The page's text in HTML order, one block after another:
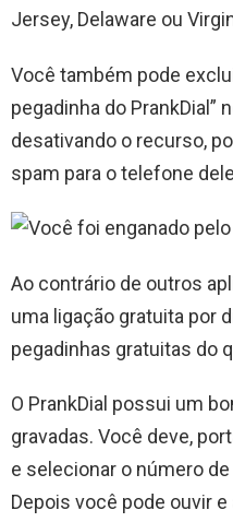
Jersey, Delaware ou
Você também pode
pegadinha do PrankDial”
desativando o recurso,
spam para o telefone
Ao contrário de outros
uma ligação gratuita por
pegadinhas gratuitas do
O PrankDial possui um
gravadas. Você deve,
e selecionar o número
Depois você pode ouvir